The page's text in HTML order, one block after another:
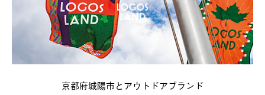
京都府城陽市とアウトドアブランド